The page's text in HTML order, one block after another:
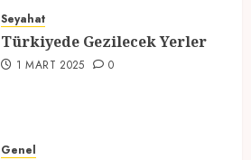
1 MART 2025
Atmosfer ve Özel Hazırlıklar
Seyahat
Türkiyede Gezilecek Yerler
1 MART 2025 0
Genel